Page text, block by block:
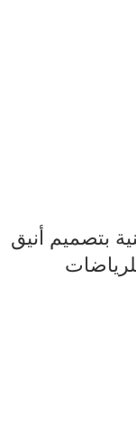
بتصميم أنيق